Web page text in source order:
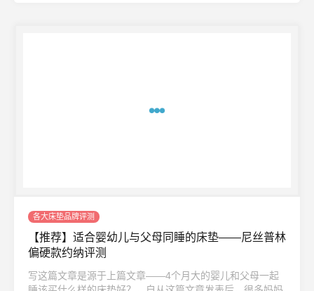
各大床垫品牌评测
【推荐】适合婴幼儿与父母同睡的床垫——尼丝普林
偏硬款约纳评测
写这篇文章是源于上篇文章——4个月大的婴儿和父母一起